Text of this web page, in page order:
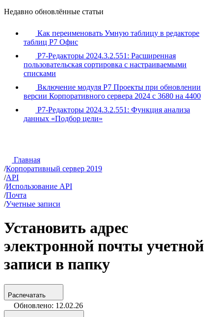
Недавно обновлённые статьи
Как переименовать Умную таблицу в редакторе
таблиц Р7 Офис
Р7-Редакторы 2024.3.2.551: Расширенная
пользовательская сортировка с настраиваемыми
списками
Включение модуля Р7 Проекты при обновлении
версии Корпоративного сервера 2024 с 3680 на 4400
Р7-Редакторы 2024.3.2.551: Функция анализа
данных «Подбор цели»
Главная
/Корпоративный сервер 2019
/API
/Использование API
/Почта
/Учетные записи
Установить адрес
электронной почты учетной
записи в папку
Распечатать
Обновлено: 12.02.26